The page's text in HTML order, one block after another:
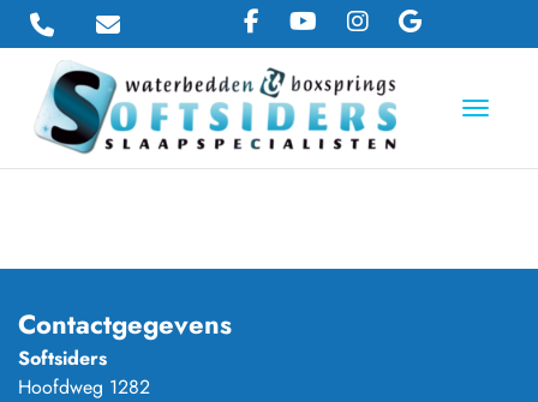
Toggle
Contactgegevens
Softsiders
Hoofdweg 1282